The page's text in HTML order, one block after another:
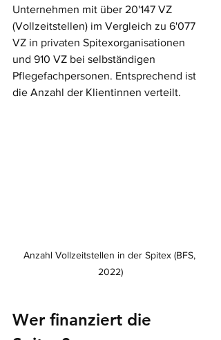
Unternehmen mit über 20'147 VZ
(Vollzeitstellen) im Vergleich zu 6'077
VZ in privaten Spitexorganisationen
und 910 VZ bei selbständigen
Pflegefachpersonen. Entsprechend ist
die Anzahl der Klientinnen verteilt.
Anzahl Vollzeitstellen in der Spitex (BFS,
2022)
Wer finanziert die